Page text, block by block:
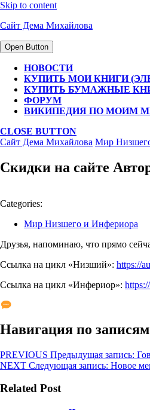
Skip to content
Сайт Дема Михайлова
Open Button
НОВОСТИ
КУПИТЬ МОИ КНИГИ
КУПИТЬ БУМАЖНЫЕ
ФОРУМ
ВИКИПЕДИЯ ПО МОИМ
CLOSE BUTTON
Сайт Дема Михайлова Мир
Скидки на сайте
Categories:
Мир Низшего и Инфериора
Друзья, напоминаю, что прямо
Ссылка на цикл «Низший»: https://
Ссылка на цикл «Инфериор»:
Навигация по записям
PREVIOUS Предыдущая запись:
NEXT Следующая запись: Новое
Related Post